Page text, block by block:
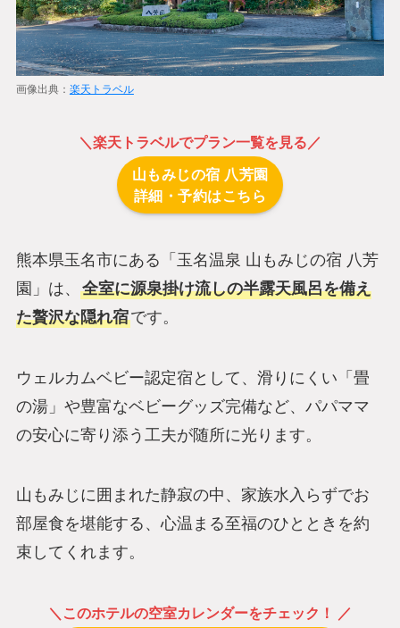
画像出典： 楽天トラベル
＼ 楽天トラベルでプラン一覧を見る／
山もみじの宿 八芳園
詳細・予約はこちら
熊本県玉名市にある「玉名温泉 山もみじの宿 八芳
園」は、 全室に源泉掛け流しの半露天風呂を備え
た贅沢な隠れ宿です。
ウェルカムベビー認定宿として、滑りにくい「畳
の湯」や豊富なベビーグッズ完備など、パパママ
の安心に寄り添う工夫が随所に光ります。
山もみじに囲まれた静寂の中、家族水入らずでお
部屋食を堪能する、心温まる至福のひとときを約
束してくれます。
＼このホテルの空室カレンダーをチェック！ ／